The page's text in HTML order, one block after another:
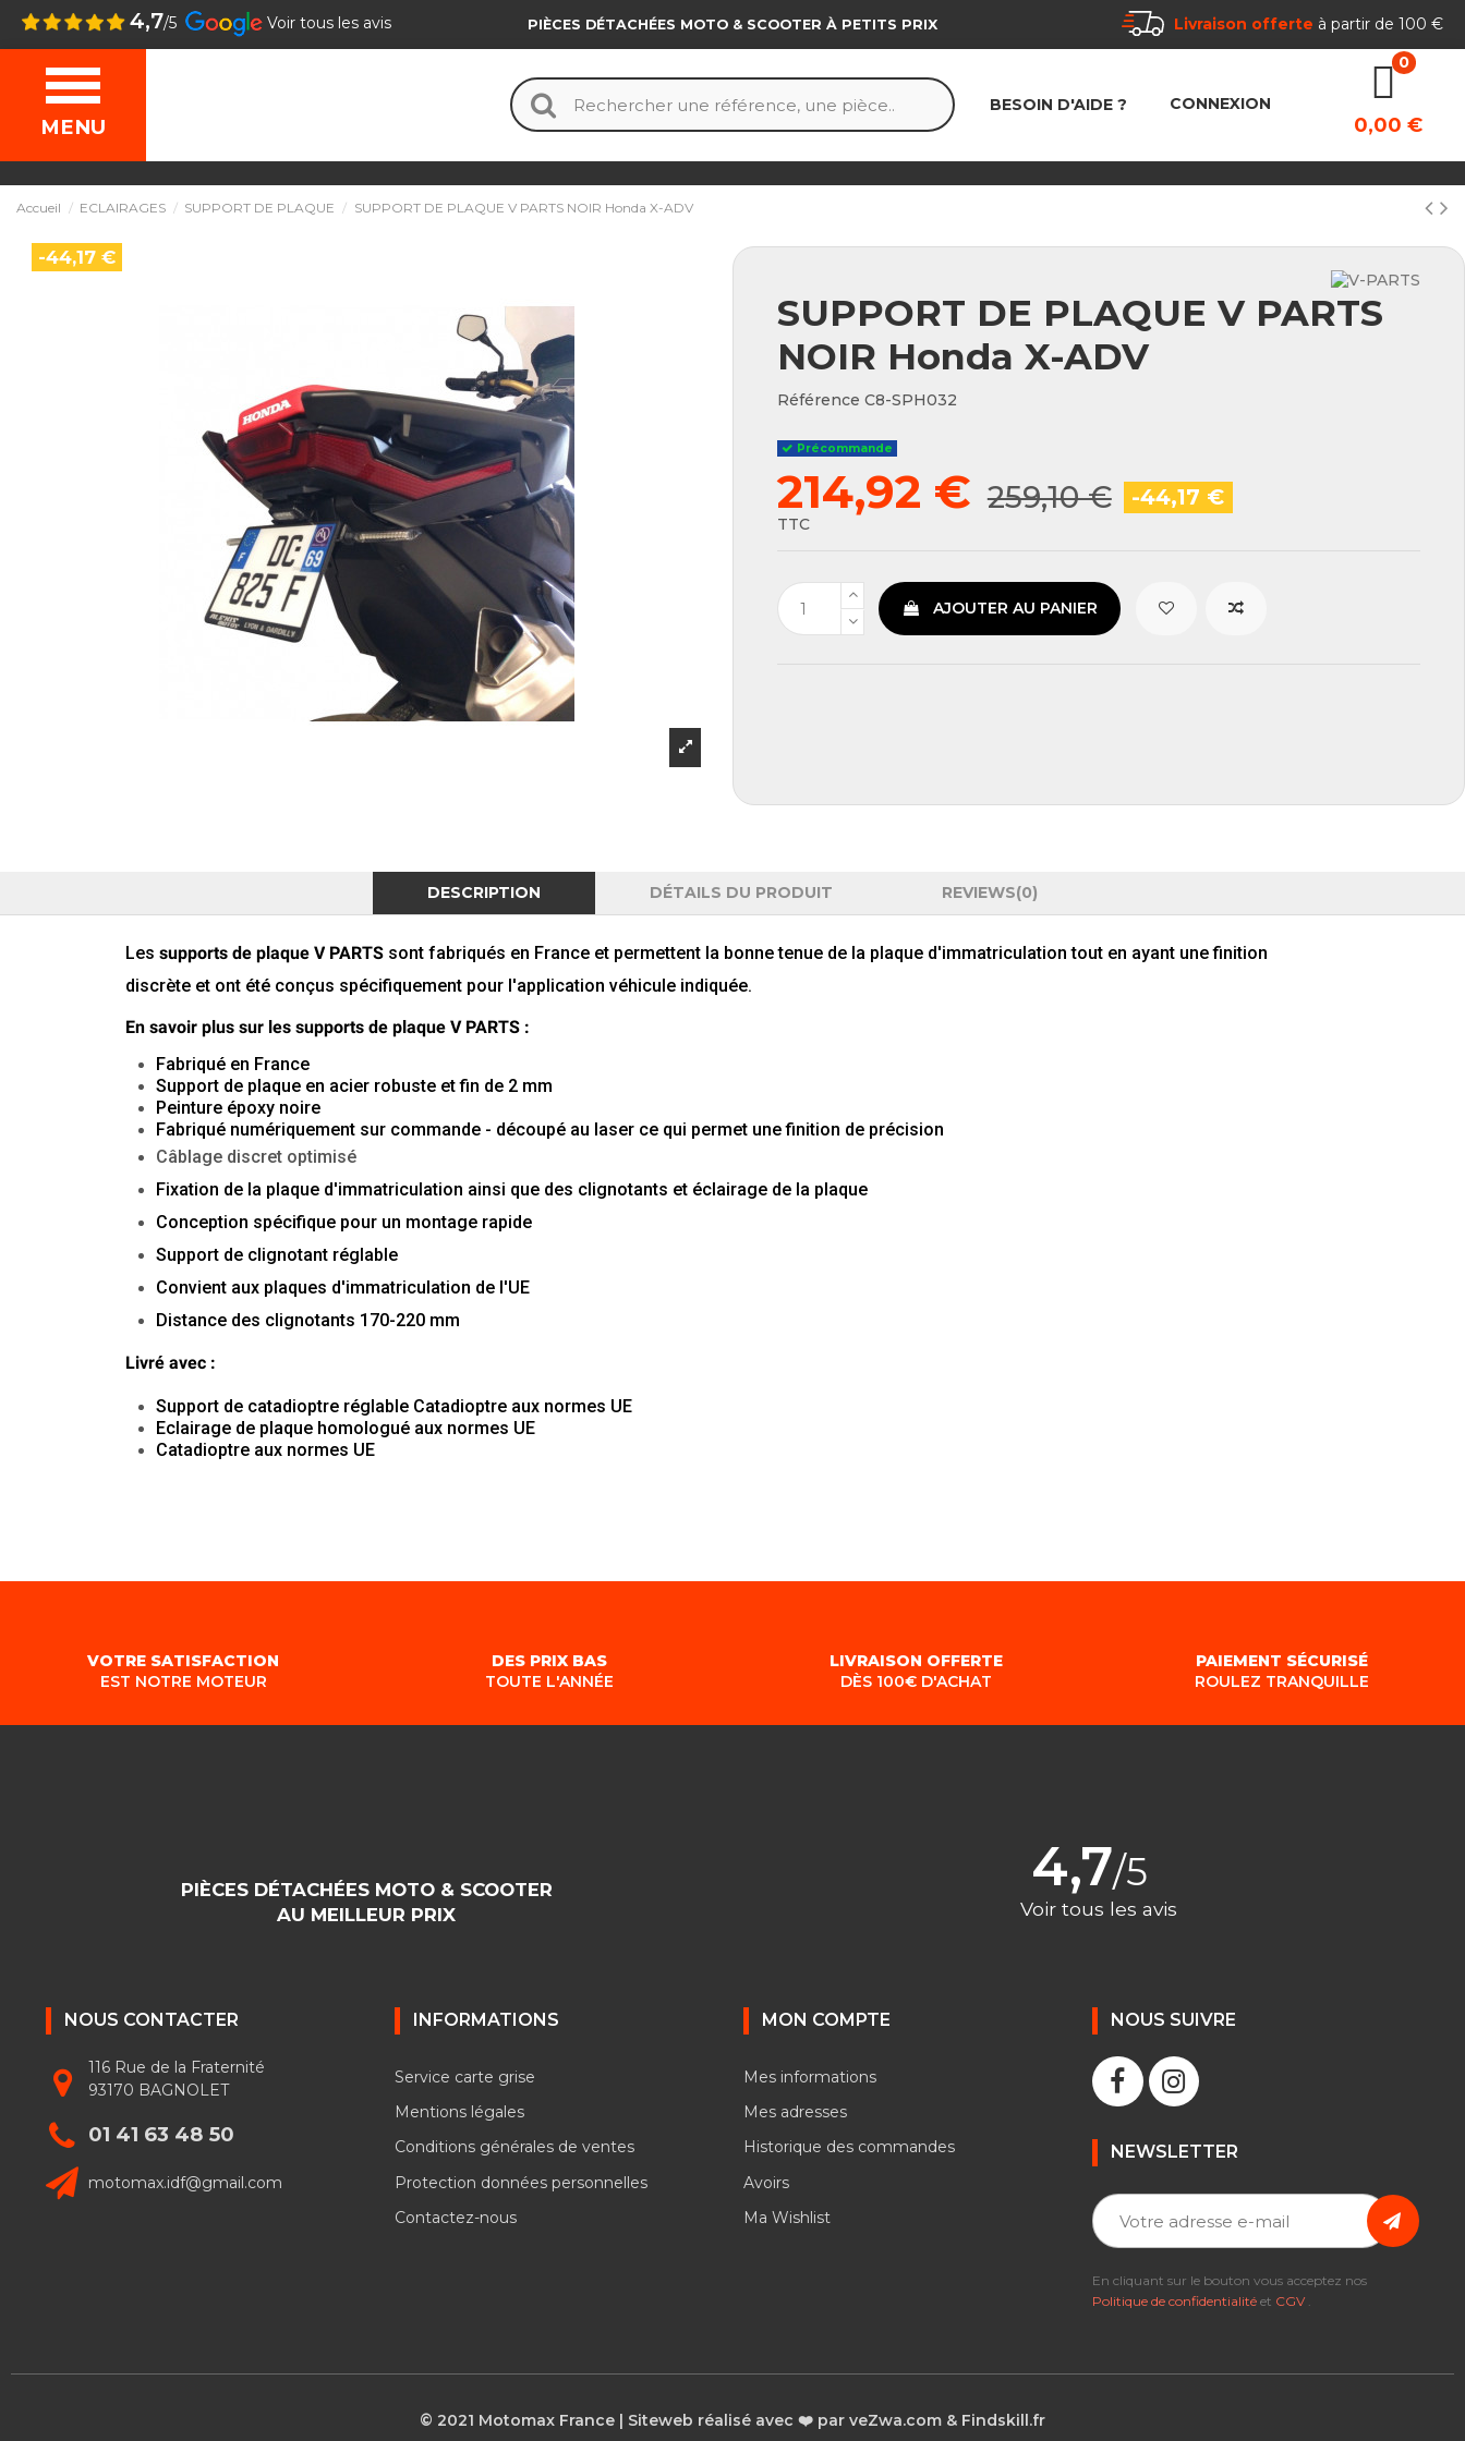
4,7/5 Voir tous les avis PIÈCES DÉTACHÉES MOTO & SCOOTER À PETITS PRIX Livraison offerte à partir de 100 €
MENU
BESOIN D'AIDE ? CONNEXION
0,00 €
Accueil ECLAIRAGES SUPPORT DE PLAQUE SUPPORT DE PLAQUE V PARTS NOIR Honda X-ADV
-44,17 €
SUPPORT DE PLAQUE V PARTS
NOIR Honda X-ADV
Référence C8-SPH032
Précommande
214,92 € 259,10 € -44,17 €
TTC
AJOUTER AU PANIER
DESCRIPTION DÉTAILS DU PRODUIT REVIEWS(0)
Les supports de plaque V PARTS sont fabriqués en France et permettent la bonne tenue de la plaque d'immatriculation tout en ayant une finition
discrète et ont été conçus spécifiquement pour l'application véhicule indiquée.
En savoir plus sur les supports de plaque V PARTS :
Fabriqué en France
Support de plaque en acier robuste et fin de 2 mm
Peinture époxy noire
Fabriqué numériquement sur commande - découpé au laser ce qui permet une finition de précision
Câblage discret optimisé
Fixation de la plaque d'immatriculation ainsi que des clignotants et éclairage de la plaque
Conception spécifique pour un montage rapide
Support de clignotant réglable
Convient aux plaques d'immatriculation de l'UE
Distance des clignotants 170-220 mm
Livré avec :
Support de catadioptre réglable Catadioptre aux normes UE
Eclairage de plaque homologué aux normes UE
Catadioptre aux normes UE
VOTRE SATISFACTION
EST NOTRE MOTEUR
DES PRIX BAS
TOUTE L'ANNÉE
LIVRAISON OFFERTE
DÈS 100€ D'ACHAT
PAIEMENT SÉCURISÉ
ROULEZ TRANQUILLE
PIÈCES DÉTACHÉES MOTO & SCOOTER
AU MEILLEUR PRIX
4,7/5
Voir tous les avis
NOUS CONTACTER
116 Rue de la Fraternité
93170 BAGNOLET
01 41 63 48 50
motomax.idf@gmail.com
INFORMATIONS
Service carte grise
Mentions légales
Conditions générales de ventes
Protection données personnelles
Contactez-nous
MON COMPTE
Mes informations
Mes adresses
Historique des commandes
Avoirs
Ma Wishlist
NOUS SUIVRE
NEWSLETTER
En cliquant sur le bouton vous acceptez nos
Politique de confidentialité et CGV .
© 2021 Motomax France | Siteweb réalisé avec ❤️ par veZwa.com & Findskill.fr